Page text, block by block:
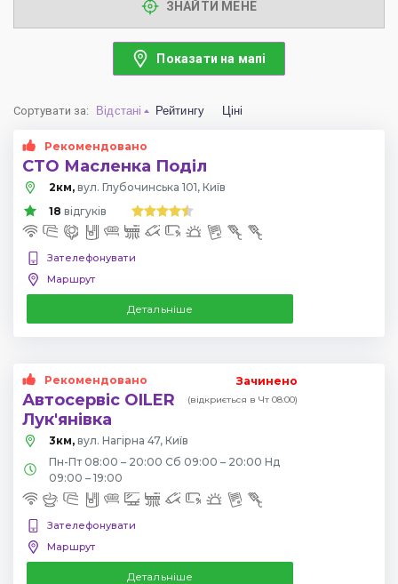
ЗНАЙТИ МЕНЕ
Показати на мапі
Сортувати за: Відстані Рейтингу Ціні
Рекомендовано
СТО Масленка Поділ
2км, вул. Глубочинська 101, Київ
18 відгуків
Зателефонувати
Маршрут
Детальніше
Рекомендовано
Автосервіс OILER
Лук'янівка
Зачинено
(відкриється в Чт 08:00)
3км, вул. Нагірна 47, Київ
Пн-Пт 08:00 – 20:00 Сб 09:00 – 20:00 Нд
09:00 – 19:00
Зателефонувати
Маршрут
Детальніше